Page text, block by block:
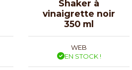
Shaker à
vinaigrette noir
350 ml
WEB
EN STOCK !